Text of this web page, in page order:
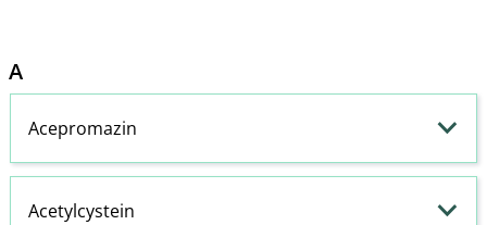
A
Acepromazin
Acetylcystein